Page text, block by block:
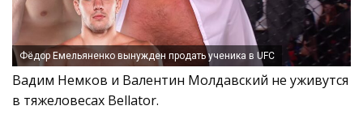
Фёдор Емельяненко вынужден продать ученика в UFC
Вадим Немков и Валентин Молдавский не уживутся
в тяжеловесах Bellator.